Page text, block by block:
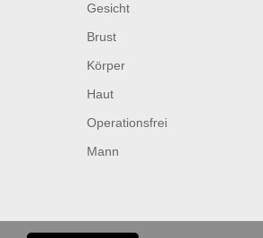
Gesicht
Brust
Körper
Haut
Operationsfrei
Mann